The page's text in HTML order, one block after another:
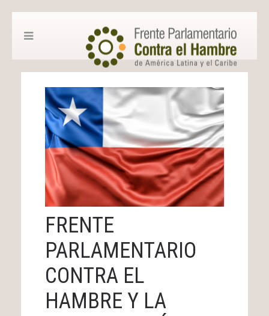
FRENTE
PARLAMENTARIO
CONTRA EL
HAMBRE Y LA